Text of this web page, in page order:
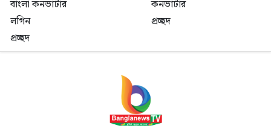
বাংলা কনভার্টার
কনভার্টার
লগিন
প্রচ্ছদ
প্রচ্ছদ